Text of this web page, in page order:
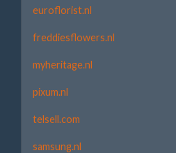
euroflorist.nl
freddiesflowers.nl
myheritage.nl
pixum.nl
telsell.com
samsung.nl